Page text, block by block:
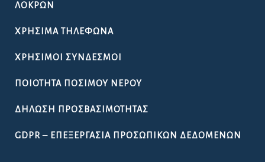
ΛΟΚΡΏΝ
ΧΡΉΣΙΜΑ ΤΗΛΈΦΩΝΑ
ΧΡΉΣΙΜΟΙ ΣΎΝΔΕΣΜΟΙ
ΠΟΙΌΤΗΤΑ ΠΌΣΙΜΟΥ ΝΕΡΟΎ
ΔΉΛΩΣΗ ΠΡΟΣΒΑΣΙΜΌΤΗΤΑΣ
GDPR – ΕΠΕΞΕΡΓΑΣΙΑ ΠΡΟΣΩΠΙΚΩΝ ΔΕΔΟΜΕΝΩΝ